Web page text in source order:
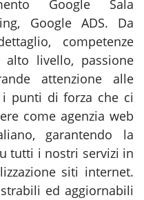
Google Sala
Google ADS. Da
competenze
alto livello, passione
attenzione alle
i punti di forza che ci
come agenzia web
garantendo la
tutti i nostri servizi in
siti internet.
ed aggiornabili